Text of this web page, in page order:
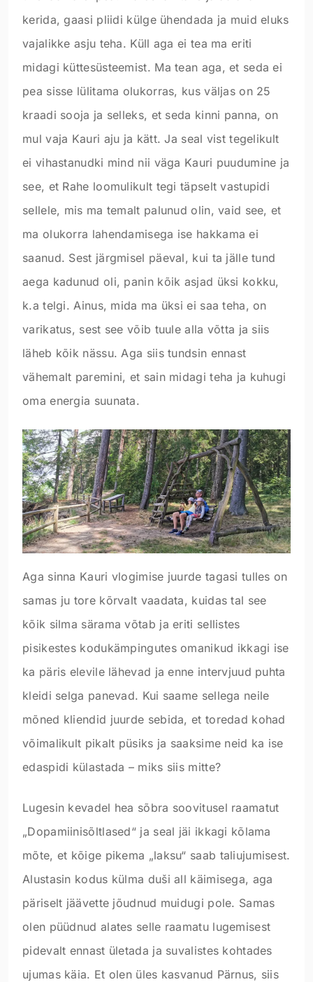
kerida, gaasi pliidi külge ühendada ja muid eluks
vajalikke asju teha. Küll aga ei tea ma eriti
midagi küttesüsteemist. Ma tean aga, et seda ei
pea sisse lülitama olukorras, kus väljas on 25
kraadi sooja ja selleks, et seda kinni panna, on
mul vaja Kauri aju ja kätt. Ja seal vist tegelikult
ei vihastanudki mind nii väga Kauri puudumine ja
see, et Rahe loomulikult tegi täpselt vastupidi
sellele, mis ma temalt palunud olin, vaid see, et
ma olukorra lahendamisega ise hakkama ei
saanud. Sest järgmisel päeval, kui ta jälle tund
aega kadunud oli, panin kõik asjad üksi kokku,
k.a telgi. Ainus, mida ma üksi ei saa teha, on
varikatus, sest see võib tuule alla võtta ja siis
läheb kõik nässu. Aga siis tundsin ennast
vähemalt paremini, et sain midagi teha ja kuhugi
oma energia suunata.
Aga sinna Kauri vlogimise juurde tagasi tulles on
samas ju tore kõrvalt vaadata, kuidas tal see
kõik silma särama võtab ja eriti sellistes
pisikestes kodukämpingutes omanikud ikkagi ise
ka päris elevile lähevad ja enne intervjuud puhta
kleidi selga panevad. Kui saame sellega neile
mõned kliendid juurde sebida, et toredad kohad
võimalikult pikalt püsiks ja saaksime neid ka ise
edaspidi külastada – miks siis mitte?
Lugesin kevadel hea sõbra soovitusel raamatut
„Dopamiinisõltlased“ ja seal jäi ikkagi kõlama
mõte, et kõige pikema „laksu“ saab taliujumisest.
Alustasin kodus külma duši all käimisega, aga
päriselt jäävette jõudnud muidugi pole. Samas
olen püüdnud alates selle raamatu lugemisest
pidevalt ennast ületada ja suvalistes kohtades
ujumas käia. Et olen üles kasvanud Pärnus, siis